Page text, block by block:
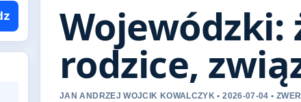
Wojewódzki:
rodzice,
JAN ANDRZEJ WOJCIK KOWALCZYK • 2026-07-04 •